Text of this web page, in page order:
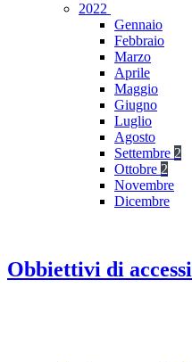
2022
Gennaio
Febbraio
Marzo
Aprile
Maggio
Giugno
Luglio
Agosto
Settembre 2
Ottobre 2
Novembre
Dicembre
Obbiettivi di